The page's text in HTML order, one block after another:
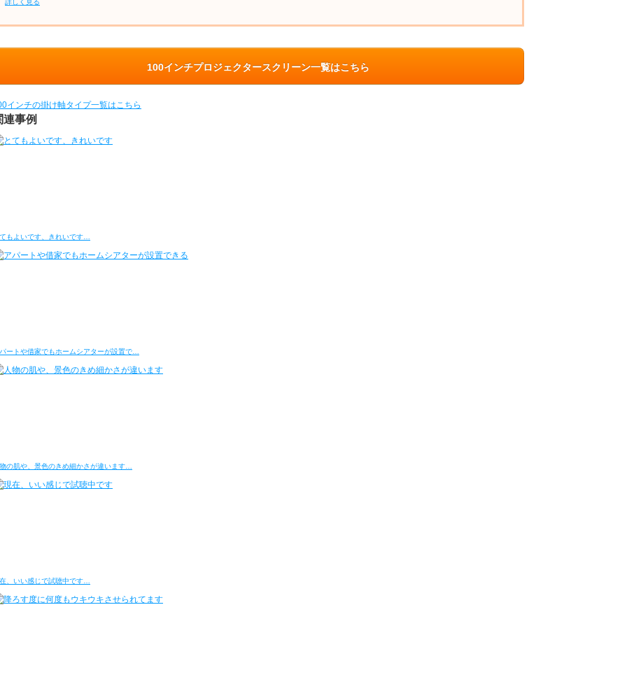
詳しく見る
100インチプロジェクタースクリーン一覧はこちら
インチの掛け軸タイプ一覧はこちら
連事例
もよいです、きれいです…
ートや借家でもホームシアターが設置で…
の肌や、景色のきめ細かさが違います…
、いい感じで試聴中です…